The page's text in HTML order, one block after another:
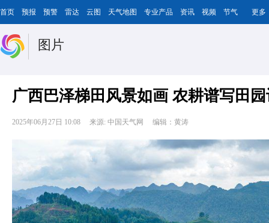
首页 预报 预警 雷达 云图 天气地图 专业产品 资讯 视频 节气 更多
图片
广西巴泽梯田风景如画 农耕谱写田
2025年06月27日 10:08 来源: 中国天气网 编辑：黄涛